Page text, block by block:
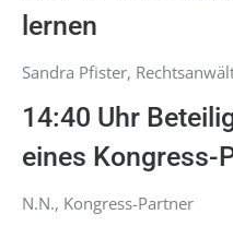
lernen
Sandra Pfister,
14:40 Uhr
eines Kongress-
N.N., Kongress-Partner